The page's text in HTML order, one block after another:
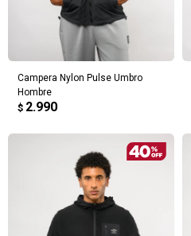
Campera Nylon Pulse Umbro
Hombre
$ 2.990